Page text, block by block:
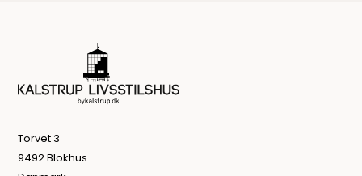
Torvet 3
9492 Blokhus